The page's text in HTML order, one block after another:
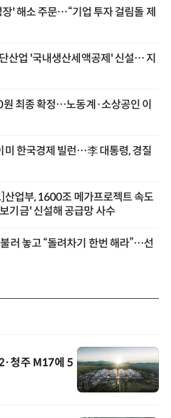
' 해소 주문…“기업 투자 걸림돌 제
산업 '국내생산세액공제' 신설… 지
최종 확정…노동계·소상공인 이
미 한국경제 빌런…李 대통령, 경질
산업부, 1600조 메가프로젝트 속도
기금' 신설해 공급망 사수
러 놓고 “돌려차기 한번 해라”…선
청주 M17에 5